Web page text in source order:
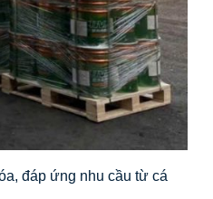
đáp ứng nhu cầu từ cá